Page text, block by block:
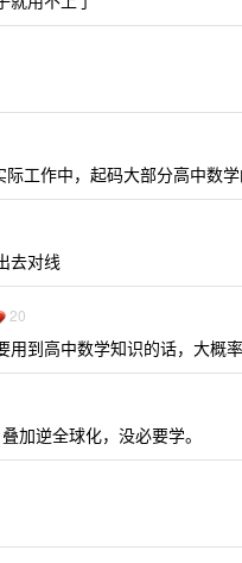
工作中，起码大部分高中数
去对线
20
用到高中数学知识的话，大概
加逆全球化，没必要学。